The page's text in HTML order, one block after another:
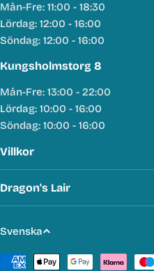
Mån-Fre: 11:00 - 18:30
Lördag: 12:00 - 16:00
Söndag: 12:00 - 16:00
Kungsholmstorg 8
Mån-Fre: 13:00 - 22:00
Lördag: 10:00 - 16:00
Söndag: 10:00 - 16:00
Villkor
Dragon's Lair
S
p
r
Svenska
Betalmetoder